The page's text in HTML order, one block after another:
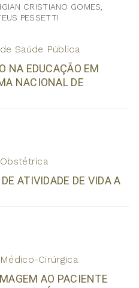
CRISTIANO GOMES,
PESSETTI
Saúde Pública
NA EDUCAÇÃO EM
NACIONAL DE
ATIVIDADE DE VIDA A
Cirúrgica
AO PACIENTE